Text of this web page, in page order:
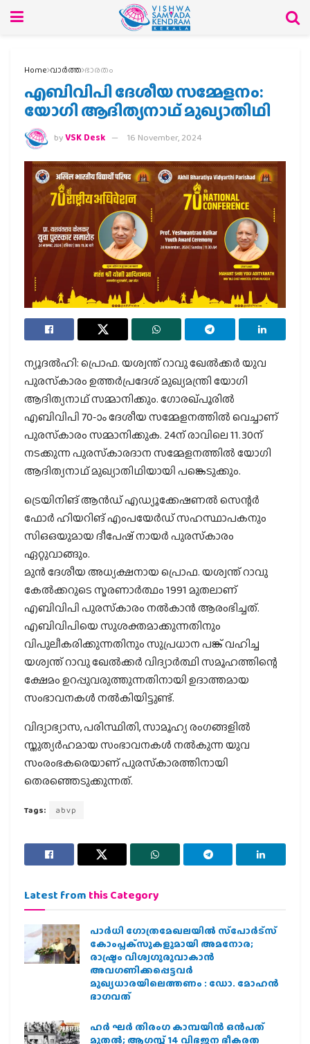
Home വാര്‍ത്ത ഭാരതം
എബിവിപി ദേശീയ സമ്മേളനം:
യോഗി ആദിത്യനാഥ് മുഖ്യാതിഥി
byVSK Desk 16 November, 2024
ന്യൂദല്‍ഹി: പ്രൊഫ. യശ്വന്ത് റാവു ഖേല്‍ക്കര്‍ യുവ
പുരസ്‌കാരം ഉത്തര്‍പ്രദേശ് മുഖ്യമന്ത്രി യോഗി
ആദിത്യനാഥ് സമ്മാനിക്കും. ഗോരഖ്പൂരില്‍
എബിവിപി 70-ാം ദേശീയ സമ്മേളനത്തില്‍ വെച്ചാണ്
പുരസ്‌കാരം സമ്മാനിക്കുക. 24ന് രാവിലെ 11.30ന്
നടക്കുന്ന പുരസ്‌കാരദാന സമ്മേളനത്തില്‍ യോഗി
ആദിത്യനാഥ് മുഖ്യാതിഥിയായി പങ്കെടുക്കും.
ട്രെയിനിങ് ആന്‍ഡ് എഡ്യൂക്കേഷണല്‍ സെന്റര്‍
ഫോര്‍ ഹിയറിങ് എംപയേര്‍ഡ് സഹസ്ഥാപകനും
സിഒഒയുമായ ദീപേഷ് നായര്‍ പുരസ്‌കാരം
ഏറ്റുവാങ്ങും.
മുന്‍ ദേശീയ അധ്യക്ഷനായ പ്രൊഫ. യശ്വന്ത് റാവു
കേല്‍ക്കറുടെ സ്മരണാര്‍ത്ഥം 1991 മുതലാണ്
എബിവിപി പുരസ്‌കാരം നല്‍കാന്‍ ആരംഭിച്ചത്.
എബിവിപിയെ സുശക്തമാക്കുന്നതിനും
വിപുലീകരിക്കുന്നതിനും സുപ്രധാന പങ്ക് വഹിച്ച
യശ്വന്ത് റാവു ഖേല്‍ക്കര്‍ വിദ്യാര്‍ത്ഥി സമൂഹത്തിന്റെ
ക്ഷേമം ഉറപ്പുവരുത്തുന്നതിനായി ഉദാത്തമായ
സംഭാവനകള്‍ നല്‍കിയിട്ടുണ്ട്.
വിദ്യാഭ്യാസ, പരിസ്ഥിതി, സാമൂഹ്യ രംഗങ്ങളില്‍
സ്തുത്യര്‍ഹമായ സംഭാവനകള്‍ നല്‍കുന്ന യുവ
സംരംഭകരെയാണ് പുരസ്‌കാരത്തിനായി
തെരഞ്ഞെടുക്കുന്നത്.
Tags: abvp
Latest from this Category
പാര്‍ധി ഗോത്രമേഖലയില്‍ സ്‌പോര്‍ട്‌സ്
കോംപ്ലക്‌സുകളുമായി അമനോര;
രാഷ്ട്രം വിശ്വഗുരുവാകാന്‍
അവഗണിക്കപ്പെട്ടവര്‍
മുഖ്യധാരയിലെത്തണം : ഡോ. മോഹന്‍
ഭാഗവത്
ഹര്‍ ഘര്‍ തിരംഗ കാമ്പയിന്‍ ഒന്‍പത്
മുതല്‍; ആഗസ്ത് 14 വിഭജന ഭീകരത